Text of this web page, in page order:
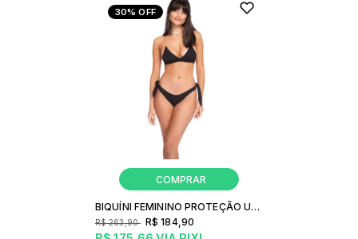
30%OFF
BIQUÍNI FEMININO PROTEÇÃO UV FREESURF BLACK
R$ 263,90 R$ 184,90